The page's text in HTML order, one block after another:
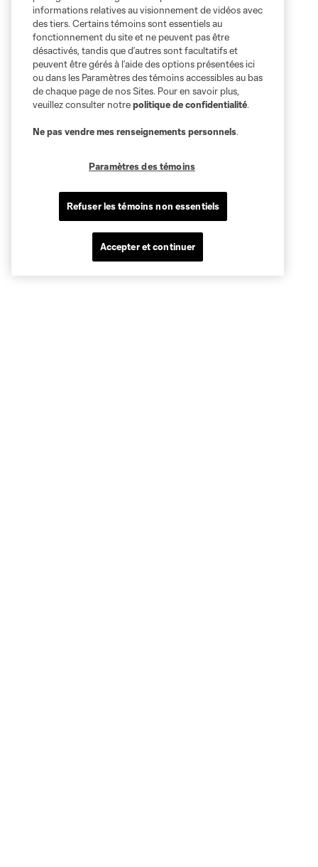
informations relatives au visionnement de vidéos avec
des tiers. Certains témoins sont essentiels au
fonctionnement du site et ne peuvent pas être
désactivés, tandis que d’autres sont facultatifs et
peuvent être gérés à l’aide des options présentées ici
ou dans les Paramètres des témoins accessibles au bas
de chaque page de nos Sites. Pour en savoir plus,
veuillez consulter notrepolitique de confidentialité.
Ne pas vendre mes renseignements personnels.
Paramètres des témoins
Refuser les témoins non essentiels
Accepter et continuer